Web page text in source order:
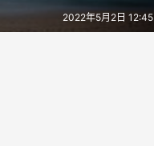
2022年5月2日 12:45